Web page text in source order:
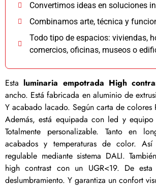
Convertimos ideas en soluciones
Combinamos arte, técnica y
Todo tipo de espacios: viviendas,
comercios, oficinas, museos o
Esta luminaria empotrada High
ancho. Está fabricada en aluminio de
Y acabado lacado. Según carta de colores
Además, está equipada con led y
Totalmente personalizable. Tanto en
acabados y temperaturas de color.
regulable mediante sistema DALI.
high contrast con un UGR<19. De
deslumbramiento. Y garantiza un confort